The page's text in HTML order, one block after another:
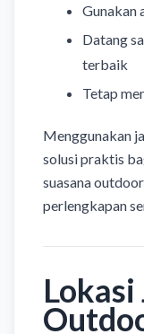
Gunakan
Datang
terbaik
Tetap
Menggunakan
solusi praktis
suasana
perlengkapan